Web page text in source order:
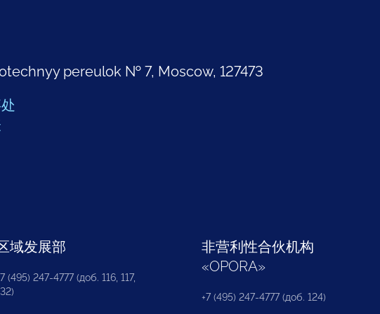
pereulok № 7, Moscow, 127473
域发展部
(495) 247-4777 (доб. 116, 117,
非营利性合伙机构
«OPORA»
+7 (495) 247-4777 (доб. 124)